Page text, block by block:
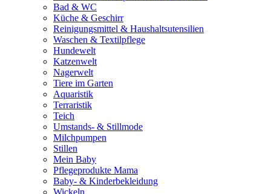
Bad & WC
Küche & Geschirr
Reinigungsmittel & Haushaltsutensilien
Waschen & Textilpflege
Hundewelt
Katzenwelt
Nagerwelt
Tiere im Garten
Aquaristik
Terraristik
Teich
Umstands- & Stillmode
Milchpumpen
Stillen
Mein Baby
Pflegeprodukte Mama
Baby- & Kinderbekleidung
Wickeln